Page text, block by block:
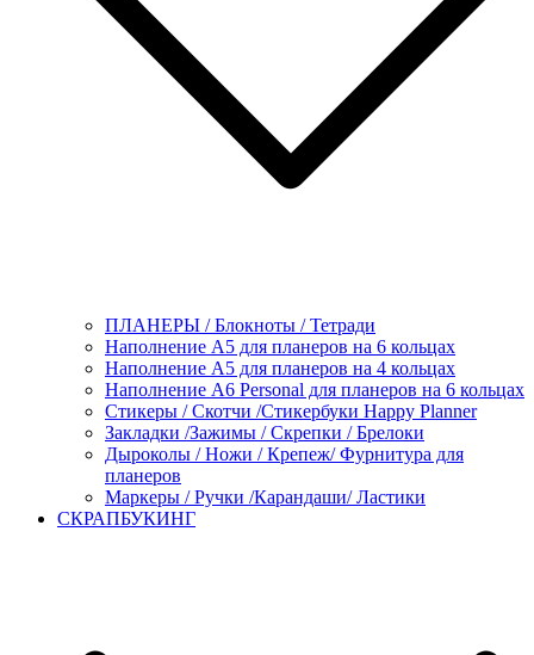
ПЛАНЕРЫ / Блокноты / Тетради
Наполнение А5 для планеров на 6 кольцах
Наполнение А5 для планеров на 4 кольцах
Наполнение А6 Personal для планеров на 6 кольцах
Стикеры / Скотчи /Стикербуки Happy Planner
Закладки /Зажимы / Скрепки / Брелоки
Дыроколы / Ножи / Крепеж/ Фурнитура для
планеров
Маркеры / Ручки /Карандаши/ Ластики
СКРАПБУКИНГ